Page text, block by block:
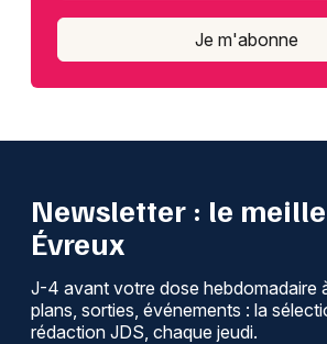
Je m'abonne
Newsletter : le
Évreux
J-4 avant votre dose hebdomadaire
plans, sorties, événements : la
rédaction JDS, chaque jeudi.